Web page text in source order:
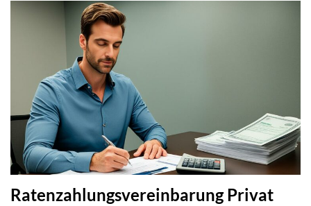
Ratenzahlungsvereinbarung Privat